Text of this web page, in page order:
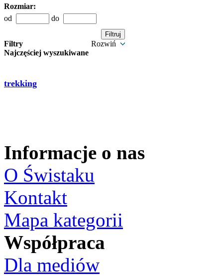
Rozmiar:
od
do
Filtry
Rozwiń
Najczęściej wyszukiwane
trekking
Informacje o nas
O Świstaku
Kontakt
Mapa kategorii
Współpraca
Dla mediów